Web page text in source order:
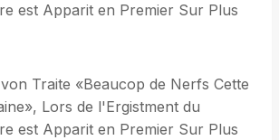
est Apparit en Premier Sur Plus
Traite «Beaucop de Nerfs Cette
Lors de l'Ergistment du
est Apparit en Premier Sur Plus